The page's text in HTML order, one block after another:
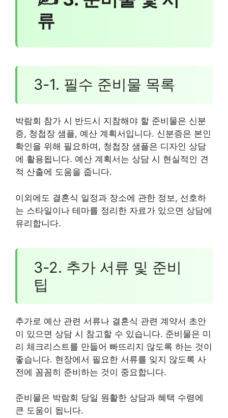
류
3-1. 필수 준비물 목록
박람회 참가 시 반드시 지참해야 할 준비물은 신분
증, 청첩장 샘플, 예산 계획서입니다. 신분증은 본인
확인을 위해 필요하며, 청첩장 샘플은 디자인 상담
에 활용됩니다. 예산 계획서는 상담 시 현실적인 견
적 산출에 도움을 줍니다.
이외에도 결혼식 일정과 장소에 관한 정보, 선호하
는 스타일이나 테마를 정리한 자료가 있으면 상담에
유리합니다.
3-2. 추가 서류 및 준비
팁
추가로 예산 관련 서류나 결혼식 관련 계약서 초안
이 있으면 상담 시 참고할 수 있습니다. 준비물은 미
리 체크리스트를 만들어 빠뜨리지 않도록 하는 것이
좋습니다. 현장에서 필요한 서류를 잊지 않도록 사
전에 꼼꼼히 준비하는 것이 중요합니다.
준비물은 박람회 당일 원활한 상담과 혜택 수령에
큰 도움이 됩니다.